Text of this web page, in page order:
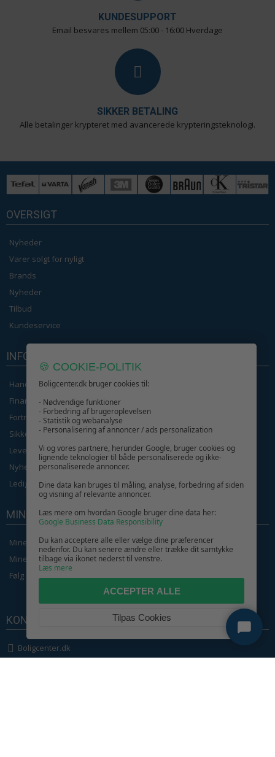
KUNDESUPPORT
Email besvares mellem 05:00 - 16:00 Hverdage
SIKKER BETALING
Alle betalinger krypteret med avancerede krypteringsteknologi.
OVERSIGT
Nyheder
Varer solgt for nyligt
Brands
Nyheder
Tilbud
Kundeservice
INFORMATION
Handelsbetingelser
Finansering
Fortrolighedspolitik
Sikker betaling
Levering
Nyhedsbrev
Ledige jobs
MIN KONTO
Mine ordrer
Mine Oplysninger
Følg min ordre
KONTAKT OS
Boligcenter.dk
🍪 COOKIE-POLITIK
Boligcenter.dk bruger cookies til:
- Nødvendige funktioner
- Forbedring af brugeroplevelsen
- Statistik og webanalyse
- Personalisering af annoncer / ads personalization
Vi og vores partnere, herunder Google, bruger cookies og
lignende teknologier til både personaliserede og ikke-
personaliserede annoncer.
Dine data kan bruges til måling, analyse, forbedring af siden
og visning af relevante annoncer.
Læs mere om hvordan Google bruger dine data her:
Google Business Data Responsibility
Du kan acceptere alle eller vælge dine præferencer
nedenfor. Du kan senere ændre eller trække dit samtykke
tilbage via ikonet nederst til venstre.
Læs mere
ACCEPTER ALLE
Tilpas Cookies